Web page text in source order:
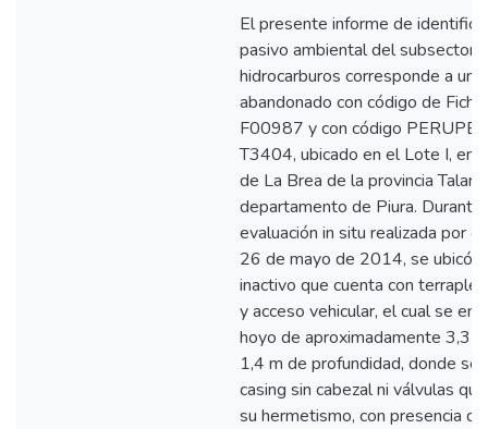
El presente informe de
pasivo ambiental del subsector
hidrocarburos corresponde a un
abandonado con código de
F00987 y con código
T3404, ubicado en el Lote I, en
de La Brea de la provincia
departamento de Piura. Durante
evaluación in situ realizada por
26 de mayo de 2014, se ubicó
inactivo que cuenta con
y acceso vehicular, el cual se
hoyo de aproximadamente 3,3
1,4 m de profundidad, donde se
casing sin cabezal ni válvulas
su hermetismo, con presencia